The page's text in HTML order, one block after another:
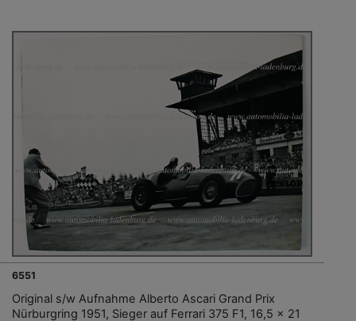
6551
Original s/w Aufnahme Alberto Ascari Grand Prix
Nürburgring 1951, Sieger auf Ferrari 375 F1, 16,5 x 21